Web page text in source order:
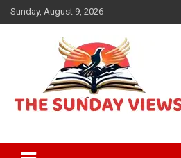
Skip
to
Sunday, August 9, 2026
The Sunday views